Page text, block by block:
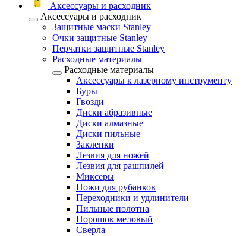
Аксессуары и расходник
Аксессуары и расходник
Защитные маски Stanley
Очки защитные Stanley
Перчатки защитные Stanley
Расходные материалы
Расходные материалы
Аксессуары к лазерному инструменту
Буры
Гвозди
Диски абразивные
Диски алмазные
Диски пильные
Заклепки
Лезвия для ножей
Лезвия для рашпилей
Миксеры
Ножи для рубанков
Переходники и удлинители
Пильные полотна
Порошок меловый
Сверла